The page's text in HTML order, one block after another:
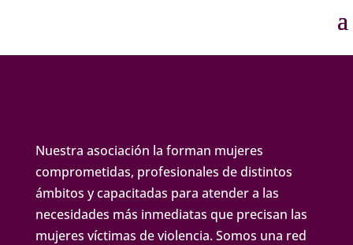
Nuestra asociación la forman mujeres
comprometidas, profesionales de distintos
ámbitos y capacitadas para atender a las
necesidades más inmediatas que precisan las
mujeres víctimas de violencia. Somos una red